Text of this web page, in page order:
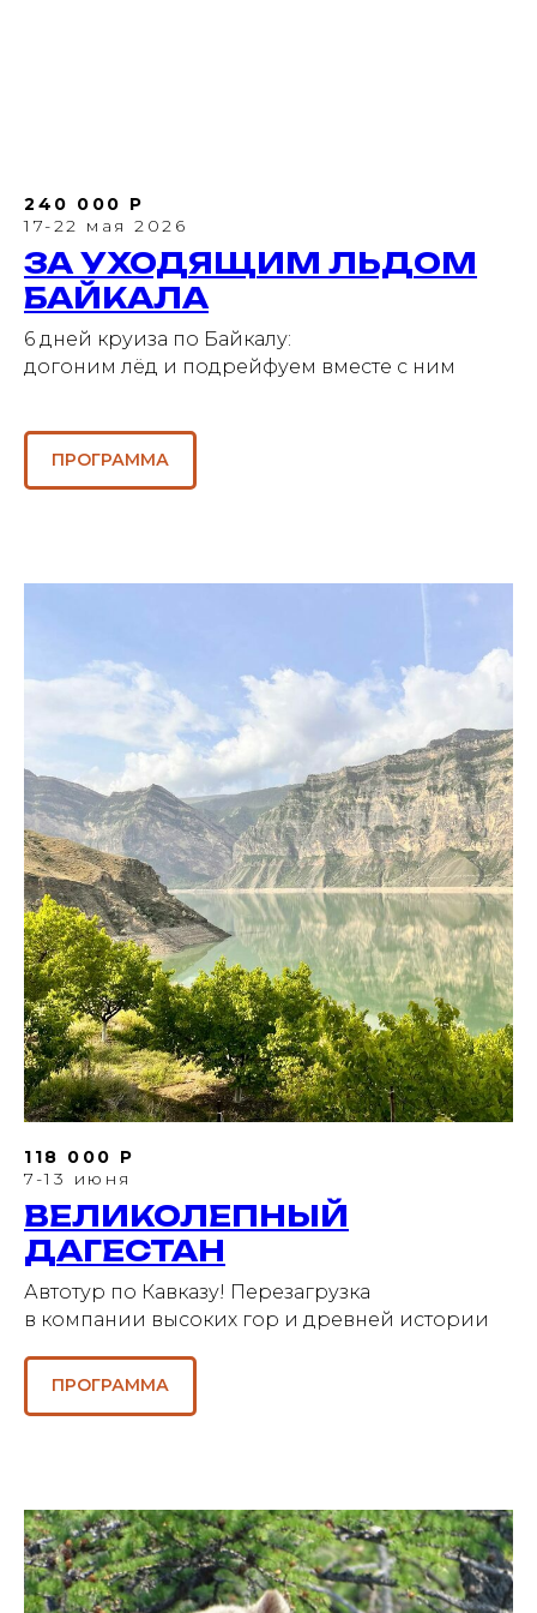
240 000 Р
17-22 мая 2026
ЗА УХОДЯЩИМ ЛЬДОМ
БАЙКАЛА
6 дней круиза по Байкалу:
догоним лёд и подрейфуем вместе с ним
ПРОГРАММА
118 000 Р
7-13 июня
ВЕЛИКОЛЕПНЫЙ
ДАГЕСТАН
Автотур по Кавказу! Перезагрузка
в компании высоких гор и древней истории
ПРОГРАММА